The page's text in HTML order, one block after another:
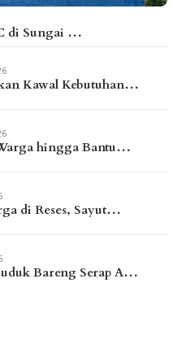
di Sungai …
Kawal Kebutuhan…
hingga Bantu…
di Reses, Sayut…
Bareng Serap A…